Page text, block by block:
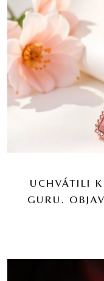
UCHVÁTILI
GURU.